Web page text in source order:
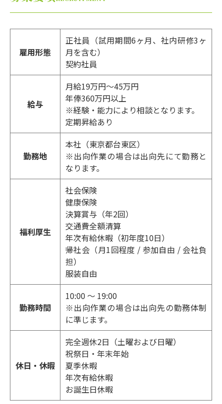
雇用形態
正社員（試用期間6ヶ月、社内研修3ヶ
月を含む）
契約社員
給与
月給19万円～45万円
年俸360万円以上
※経験・能力により相談となります。
定期昇給あり
勤務地
本社（東京都台東区）
※出向作業の場合は出向先にて勤務と
なります。
福利厚生
社会保険
健康保険
決算賞与（年2回）
交通費全額清算
年次有給休暇（初年度10日）
帰社会（月1回程度 / 参加自由 / 会社負
担）
服装自由
勤務時間
10:00 ～ 19:00
※出向作業の場合は出向先の勤務体制
に準じます。
休日・休暇
完全週休2日（土曜および日曜）
祝祭日・年末年始
夏季休暇
年次有給休暇
お誕生日休暇